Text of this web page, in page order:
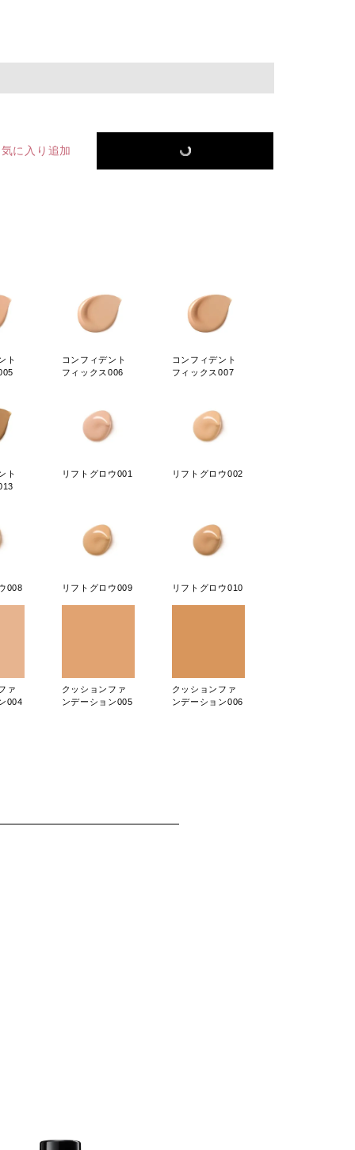
に入り追加
ト
コンフィデント
フィックス006
コンフィデント
フィックス007
ト
リフトグロウ001 リフトグロウ002
008 リフトグロウ009 リフトグロウ010
ァ
004
クッションファ
ンデーション005
クッションファ
ンデーション006